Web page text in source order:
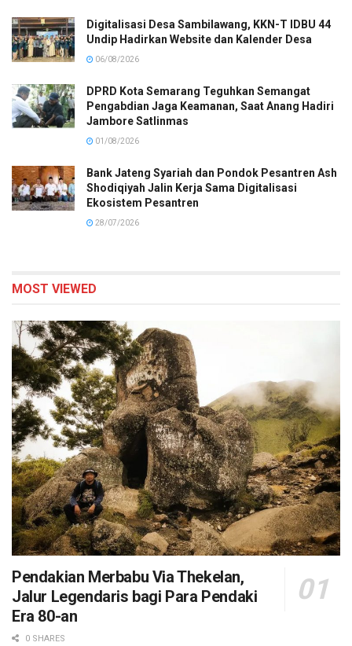
Digitalisasi Desa Sambilawang, KKN-T IDBU 44
Undip Hadirkan Website dan Kalender Desa
06/08/2026
DPRD Kota Semarang Teguhkan Semangat
Pengabdian Jaga Keamanan, Saat Anang Hadiri
Jambore Satlinmas
01/08/2026
Bank Jateng Syariah dan Pondok Pesantren Ash
Shodiqiyah Jalin Kerja Sama Digitalisasi
Ekosistem Pesantren
28/07/2026
MOST VIEWED
Pendakian Merbabu Via Thekelan,
Jalur Legendaris bagi Para Pendaki
Era 80-an
0 SHARES